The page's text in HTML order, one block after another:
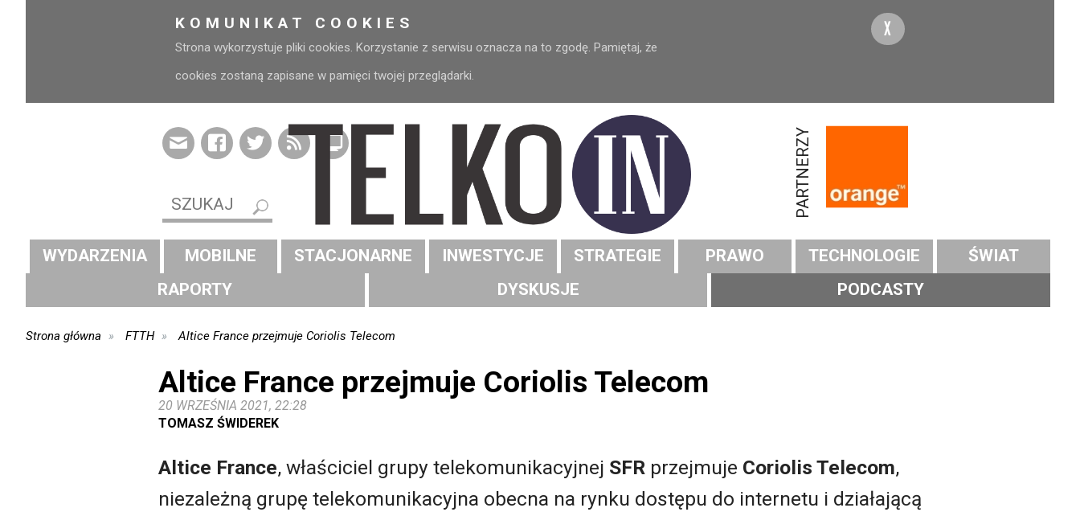
KOMUNIKAT COOKIES
Strona wykorzystuje pliki cookies. Korzystanie z serwisu oznacza na to zgodę. Pamiętaj, że
cookies zostaną zapisane w pamięci twojej przeglądarki.
X
PARTNERZY
WYDARZENIA MOBILNE STACJONARNE INWESTYCJE STRATEGIE PRAWO TECHNOLOGIE
ŚWIAT
RAPORTY
DYSKUSJE PODCASTY
Strona główna FTTH Altice France przejmuje Coriolis Telecom
Altice France przejmuje Coriolis Telecom
20 WRZEŚNIA 2021, 22:28
TOMASZ ŚWIDEREK
Altice France, właściciel grupy telekomunikacyjnej SFR przejmuje Coriolis Telecom,
niezależną grupę telekomunikacyjna obecna na rynku dostępu do internetu i działającą